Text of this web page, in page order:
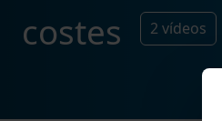
costes 2 vídeos